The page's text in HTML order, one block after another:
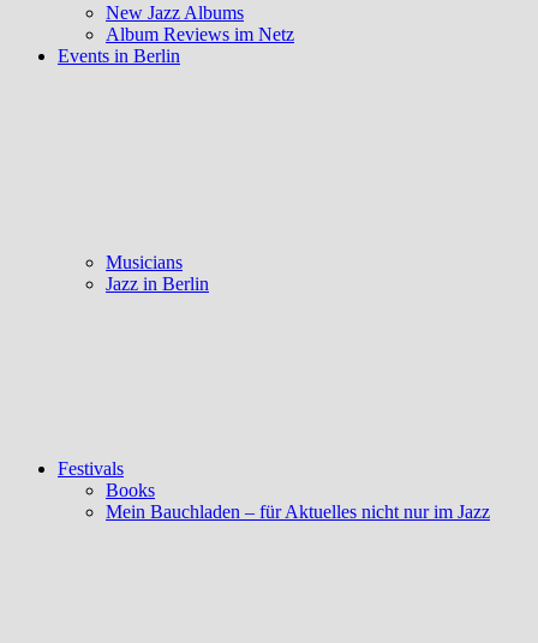
New Jazz Albums
Album Reviews im Netz
Events in Berlin
Musicians
Jazz in Berlin
Festivals
Books
Mein Bauchladen – für Aktuelles nicht nur im Jazz